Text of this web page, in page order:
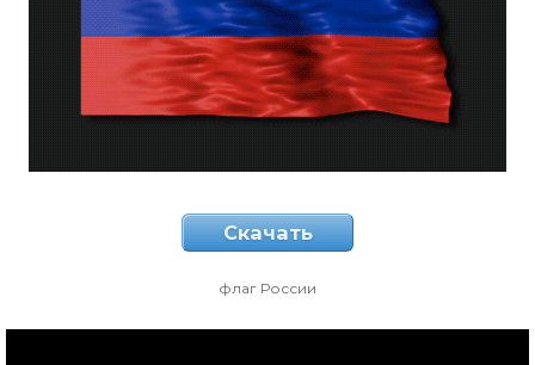
Скачать
флаг России